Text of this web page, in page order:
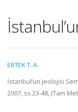
ERTEK T. A.
İstanbul’un Jeolojisi
2007, ss.23-48, (Tam